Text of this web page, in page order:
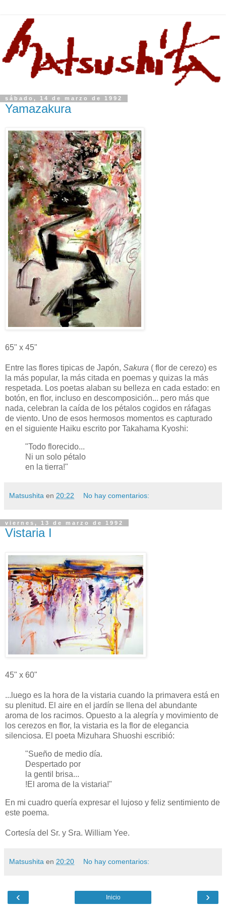
sábado, 14 de marzo de 1992
Yamazakura
65" x 45"
Entre las flores tipicas de Japón, Sakura ( flor de cerezo) es
la más popular, la más citada en poemas y quizas la más
respetada. Los poetas alaban su belleza en cada estado: en
botón, en flor, incluso en descomposición... pero más que
nada, celebran la caída de los pétalos cogidos en ráfagas
de viento. Uno de esos hermosos momentos es capturado
en el siguiente Haiku escrito por Takahama Kyoshi:
"Todo florecido...
Ni un solo pétalo
en la tierra!"
Matsushita en 20:22 No hay comentarios:
viernes, 13 de marzo de 1992
Vistaria I
45" x 60"
...luego es la hora de la vistaria cuando la primavera está en
su plenitud. El aire en el jardín se llena del abundante
aroma de los racimos. Opuesto a la alegría y movimiento de
los cerezos en flor, la vistaria es la flor de elegancia
silenciosa. El poeta Mizuhara Shuoshi escribió:
"Sueño de medio día.
Despertado por
la gentil brisa...
!El aroma de la vistaria!"
En mi cuadro quería expresar el lujoso y feliz sentimiento de
este poema.
Cortesía del Sr. y Sra. William Yee.
Matsushita en 20:20 No hay comentarios:
‹ ›
Inicio